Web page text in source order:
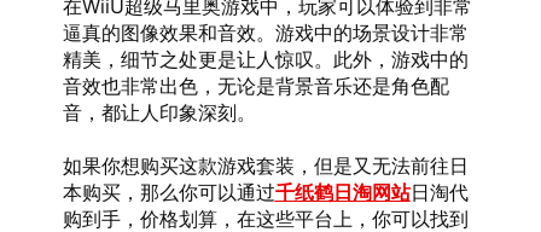
在WiiU超级马里奥游戏中，玩家可以体验到非常
逼真的图像效果和音效。游戏中的场景设计非常
精美，细节之处更是让人惊叹。此外，游戏中的
音效也非常出色，无论是背景音乐还是角色配
音，都让人印象深刻。
如果你想购买这款游戏套装，但是又无法前往日
本购买，那么你可以通过千纸鹤日淘网站日淘代
购到手，价格划算，在这些平台上，你可以找到